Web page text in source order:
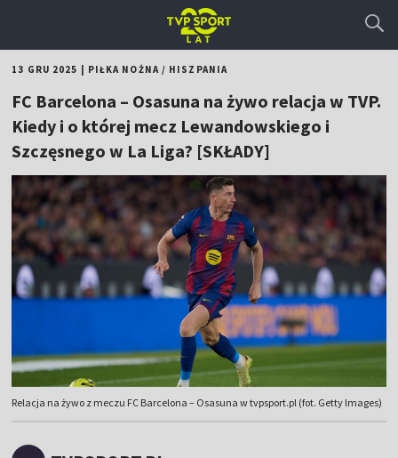
13 GRU 2025 PIŁKA NOŻNA/ HISZPANIA
FC Barcelona – Osasuna na żywo relacja w TVP.
Kiedy i o której mecz Lewandowskiego i
Szczęsnego w La Liga? [SKŁADY]
Relacja na żywo z meczu FC Barcelona – Osasuna w tvpsport.pl (fot. Getty Images)